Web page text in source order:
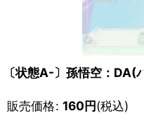
〔状態A-〕孫悟空：
販売価格: 160円(税込)